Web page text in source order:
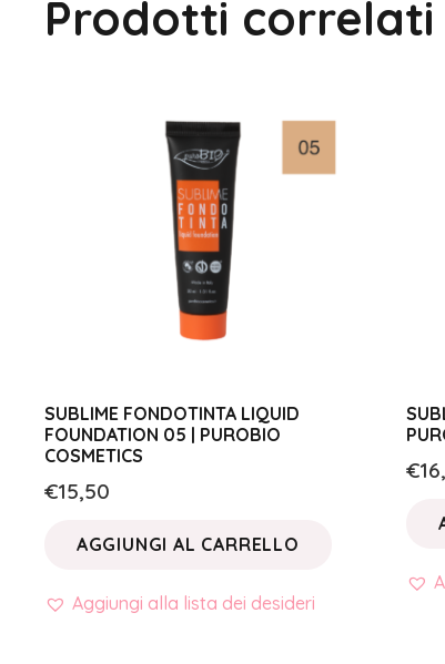
Prodotti correlati
SUBLIME FONDOTINTA LIQUID
FOUNDATION 05 | PUROBIO
COSMETICS
€15,50
AGGIUNGI AL CARRELLO
Aggiungi alla lista dei desideri
€